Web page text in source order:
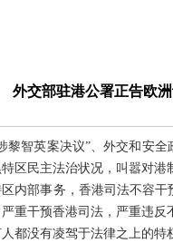
外交部驻港公署正告欧
黎智英案决议”、外交和安
区民主法治状况，叫嚣对
内部事务，香港司法不容
重干预香港司法，严重违
都没有凌驾于法律之上的